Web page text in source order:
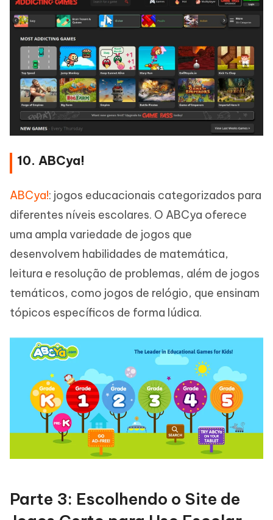
10. ABCya!
ABCya!: jogos educacionais categorizados para
diferentes níveis escolares. O ABCya oferece
uma ampla variedade de jogos que
desenvolvem habilidades de matemática,
leitura e resolução de problemas, além de jogos
temáticos, como jogos de relógio, que ensinam
tópicos específicos de forma lúdica.
Parte 3: Escolhendo o Site de